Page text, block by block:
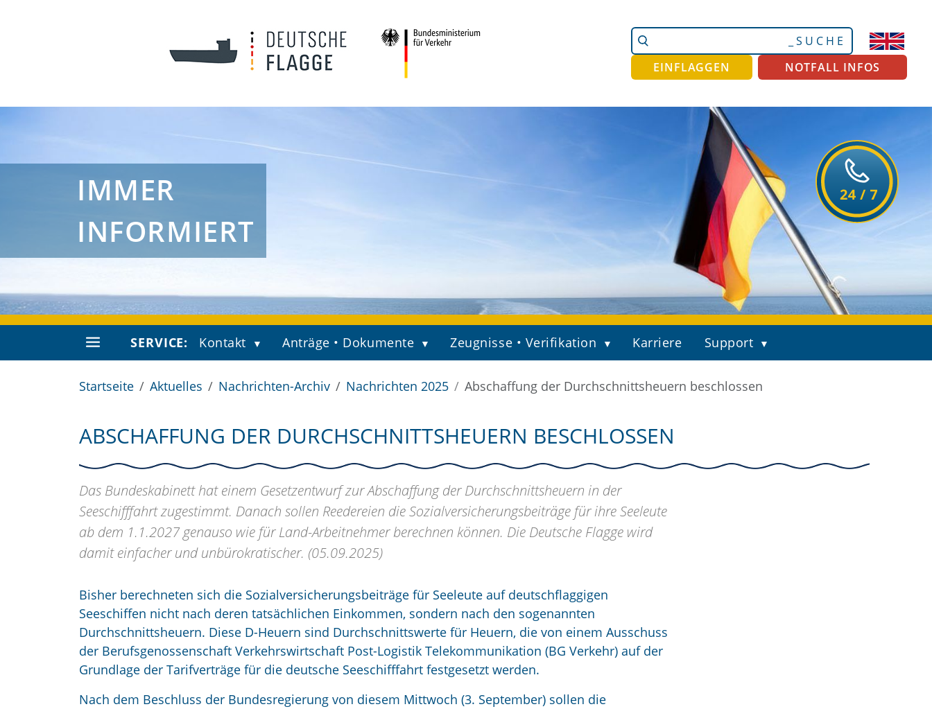
Website
durchsuchen
Erweiterte
Suche…
EINFLAGGEN
NOTFALL INFOS
IMMER
INFORMIERT
SERVICE: Kontakt Anträge • Dokumente Zeugnisse • Verifikation Karriere Support
Startseite Aktuelles Nachrichten-Archiv Nachrichten 2025 Abschaffung der Durchschnittsheuern beschlossen
ABSCHAFFUNG DER DURCHSCHNITTSHEUERN BESCHLOSSEN
Das Bundeskabinett hat einem Gesetzentwurf zur Abschaffung der Durchschnittsheuern in der
Seeschifffahrt zugestimmt. Danach sollen Reedereien die Sozialversicherungsbeiträge für ihre Seeleute
ab dem 1.1.2027 genauso wie für Land-Arbeitnehmer berechnen können. Die Deutsche Flagge wird
damit einfacher und unbürokratischer. (05.09.2025)
Bisher berechneten sich die Sozialversicherungsbeiträge für Seeleute auf deutschflaggigen
Seeschiffen nicht nach deren tatsächlichen Einkommen, sondern nach den sogenannten
Durchschnittsheuern. Diese D-Heuern sind Durchschnittswerte für Heuern, die von einem Ausschuss
der Berufsgenossenschaft Verkehrswirtschaft Post-Logistik Telekommunikation (BG Verkehr) auf der
Grundlage der Tarifverträge für die deutsche Seeschifffahrt festgesetzt werden.
Nach dem Beschluss der Bundesregierung von diesem Mittwoch (3. September) sollen die